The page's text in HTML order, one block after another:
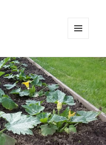
ВИДЖЕТЫ